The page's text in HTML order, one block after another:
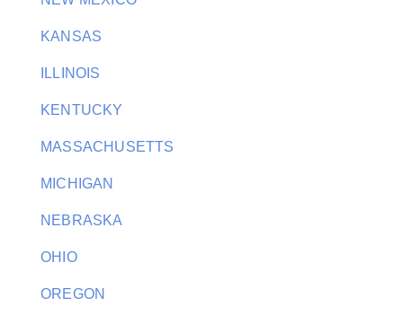
KANSAS
ILLINOIS
KENTUCKY
MASSACHUSETTS
MICHIGAN
NEBRASKA
OHIO
OREGON